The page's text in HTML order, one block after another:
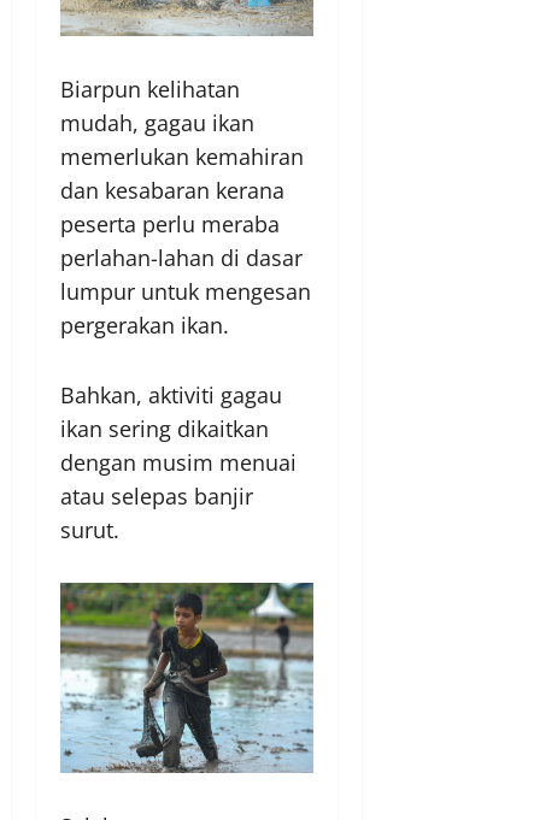
Biarpun kelihatan
mudah, gagau ikan
memerlukan kemahiran
dan kesabaran kerana
peserta perlu meraba
perlahan-lahan di dasar
lumpur untuk mengesan
pergerakan ikan.
Bahkan, aktiviti gagau
ikan sering dikaitkan
dengan musim menuai
atau selepas banjir
surut.